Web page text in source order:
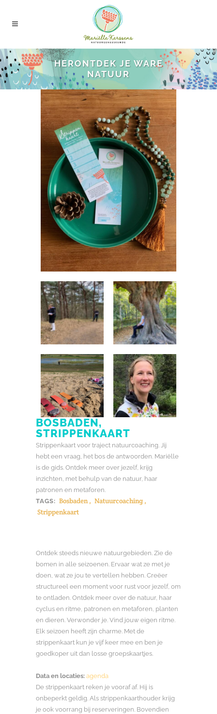
HERONTDEK JE WARE
NATUUR
BOSBADEN,
STRIPPENKAART
Strippenkaart voor traject natuurcoaching. Jij
hebt een vraag, het bos de antwoorden. Mariëlle
is de gids. Ontdek meer over jezelf, krijg
inzichten, met behulp van de natuur, haar
patronen en metaforen.
TAGS: Bosbaden , Natuurcoaching ,
Strippenkaart
Ontdek steeds nieuwe natuurgebieden. Zie de
bomen in alle seizoenen. Ervaar wat ze met je
doen, wat ze jou te vertellen hebben. Creëer
structureel een moment voor rust voor jezelf, om
te ontladen. Ontdek meer over de natuur, haar
cyclus en ritme, patronen en metaforen, planten
en dieren. Verwonder je. Vind jouw eigen ritme.
Elk seizoen heeft zijn charme. Met de
strippenkaart kun je vijf keer mee en ben je
goedkoper uit dan losse groepskaartjes.
Data en locaties: agenda
De strippenkaart reken je vooraf af. Hij is
onbeperkt geldig. Als strippenkaarthouder krijg
je ook voorrang bij reserveringen. Bovendien